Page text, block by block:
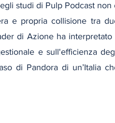
studi di Pulp Podcast non
e propria collisione tra
di Azione ha interpretato
e sull'efficienza
di Pandora di un’Italia